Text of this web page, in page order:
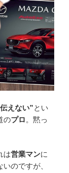
えない”とい
のプロ 。黙っ
は営業マンに
のですが、